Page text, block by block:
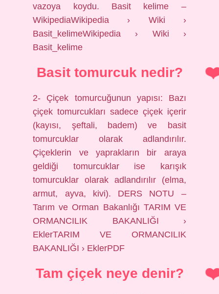
vazoya koydu. Basit kelime –
WikipediaWikipedia › Wiki ›
Basit_kelimeWikipedia › Wiki ›
Basit_kelime
Basit tomurcuk nedir?
2- Çiçek tomurcuğunun yapısı: Bazı
çiçek tomurcukları sadece çiçek içerir
(kayısı, şeftali, badem) ve basit
tomurcuklar olarak adlandırılır.
Çiçeklerin ve yaprakların bir araya
geldiği tomurcuklar ise karışık
tomurcuklar olarak adlandırılır (elma,
armut, ayva, kivi). DERS NOTU –
Tarım ve Orman Bakanlığı TARIM VE
ORMANCILIK BAKANLIĞI ›
EklerTARIM VE ORMANCILIK
BAKANLIĞI › EklerPDF
Tam çiçek neye denir?